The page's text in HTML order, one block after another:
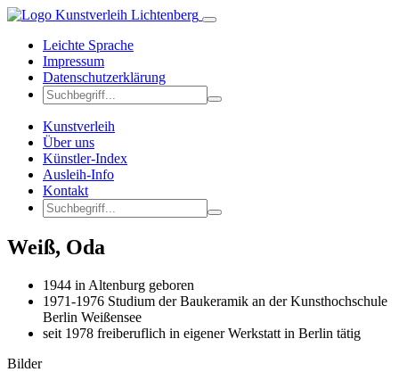
Leichte Sprache
Impressum
Datenschutzerklärung
Kunstverleih
Über uns
Künstler-Index
Ausleih-Info
Kontakt
Weiß, Oda
1944 in Altenburg geboren
1971-1976 Studium der Baukeramik an der Kunsthochschule
Berlin Weißensee
seit 1978 freiberuflich in eigener Werkstatt in Berlin tätig
Bilder